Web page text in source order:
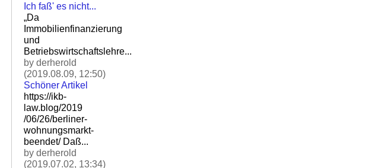
Ich faß' es nicht...
„Da
Immobilienfinanzierung
und
Betriebswirtschaftslehre...
by derherold
(2019.08.09, 12:50)
Schöner Artikel
https://ikb-
law.blog/2019
/06/26/berliner-
wohnungsmarkt-
beendet/ Daß...
by derherold
(2019.07.02, 13:34)